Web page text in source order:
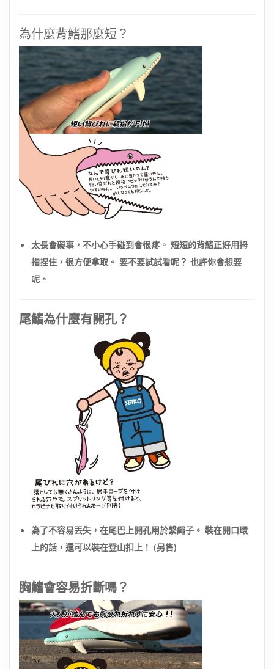
為什麼背鰭那麼短？
太長會礙事，不小心手碰到會很疼。 短短的背鰭正好用拇
指捏住，很方便拿取。 要不要試試看呢？ 也許你會想要
呢。
尾鰭為什麼有開孔？
為了不容易丟失，在尾巴上開孔用於繫繩子。 裝在開口環
上的話，還可以裝在登山扣上！ (另售)
胸鰭會容易折斷嗎？